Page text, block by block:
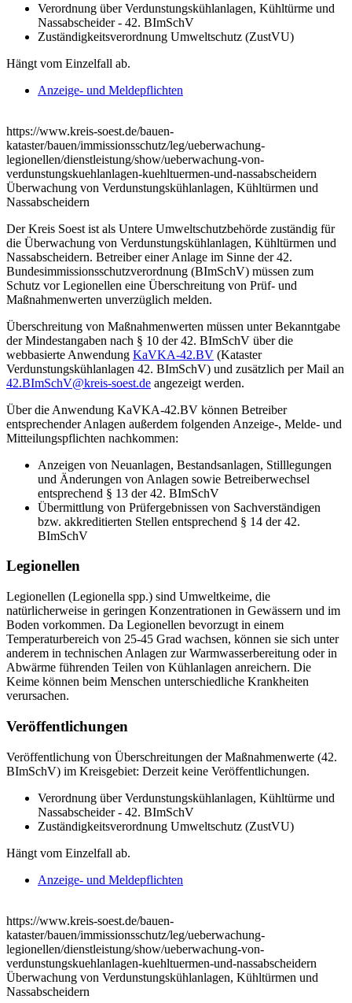
Verordnung über Verdunstungskühlanlagen, Kühltürme und
Nassabscheider - 42. BImSchV
Zuständigkeitsverordnung Umweltschutz (ZustVU)
Hängt vom Einzelfall ab.
Anzeige- und Meldepflichten
https://www.kreis-soest.de/bauen-
kataster/bauen/immissionsschutz/leg/ueberwachung-
legionellen/dienstleistung/show/ueberwachung-von-
verdunstungskuehlanlagen-kuehltuermen-und-nassabscheidern
Überwachung von Verdunstungskühlanlagen, Kühltürmen und
Nassabscheidern
Der Kreis Soest ist als Untere Umweltschutzbehörde zuständig für
die Überwachung von Verdunstungskühlanlagen, Kühltürmen und
Nassabscheidern. Betreiber einer Anlage im Sinne der 42.
Bundesimmissionsschutzverordnung (BImSchV) müssen zum
Schutz vor Legionellen eine Überschreitung von Prüf- und
Maßnahmenwerten unverzüglich melden.
Überschreitung von Maßnahmenwerten müssen unter Bekanntgabe
der Mindestangaben nach § 10 der 42. BImSchV über die
webbasierte Anwendung KaVKA-42.BV (Kataster
Verdunstungskühlanlagen 42. BImSchV) und zusätzlich per Mail an
42.BImSchV@kreis-soest.de angezeigt werden.
Über die Anwendung KaVKA-42.BV können Betreiber
entsprechender Anlagen außerdem folgenden Anzeige-, Melde- und
Mitteilungspflichten nachkommen:
Anzeigen von Neuanlagen, Bestandsanlagen, Stilllegungen
und Änderungen von Anlagen sowie Betreiberwechsel
entsprechend § 13 der 42. BImSchV
Übermittlung von Prüfergebnissen von Sachverständigen
bzw. akkreditierten Stellen entsprechend § 14 der 42.
BImSchV
Legionellen
Legionellen (Legionella spp.) sind Umweltkeime, die
natürlicherweise in geringen Konzentrationen in Gewässern und im
Boden vorkommen. Da Legionellen bevorzugt in einem
Temperaturbereich von 25-45 Grad wachsen, können sie sich unter
anderem in technischen Anlagen zur Warmwasserbereitung oder in
Abwärme führenden Teilen von Kühlanlagen anreichern. Die
Keime können beim Menschen unterschiedliche Krankheiten
verursachen.
Veröffentlichungen
Veröffentlichung von Überschreitungen der Maßnahmenwerte (42.
BImSchV) im Kreisgebiet: Derzeit keine Veröffentlichungen.
Verordnung über Verdunstungskühlanlagen, Kühltürme und
Nassabscheider - 42. BImSchV
Zuständigkeitsverordnung Umweltschutz (ZustVU)
Hängt vom Einzelfall ab.
Anzeige- und Meldepflichten
https://www.kreis-soest.de/bauen-
kataster/bauen/immissionsschutz/leg/ueberwachung-
legionellen/dienstleistung/show/ueberwachung-von-
verdunstungskuehlanlagen-kuehltuermen-und-nassabscheidern
Überwachung von Verdunstungskühlanlagen, Kühltürmen und
Nassabscheidern